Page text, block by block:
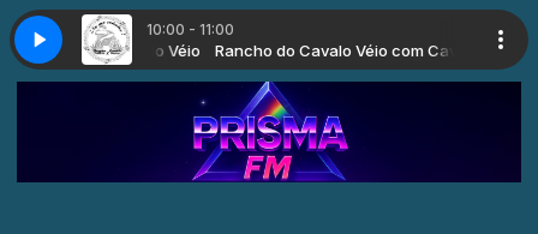
10:00 - 11:00
Véio com Cavalo Véio Rancho do Cavalo Véio com Cavalo Véio
(4) Programa-RCV-BL04 (4)
com Clovis Boer Almoçando com Musica com Clovis Boer